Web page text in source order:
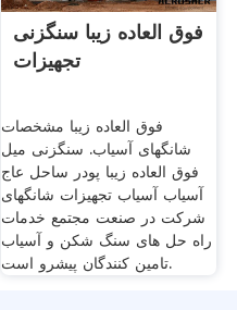
فوق العاده زیبا سنگزنی
تجهیزات
فوق العاده زیبا مشخصات
شانگهای آسیاب. سنگزنی میل
فوق العاده زیبا پودر ساحل عاج
آسیاب آسیاب تجهیزات شانگهای
شرکت در صنعت مجتمع خدمات
راه حل های سنگ شکن و آسیاب
تامین کنندگان پیشرو است.